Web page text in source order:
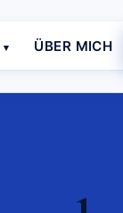
ÜBER MICH